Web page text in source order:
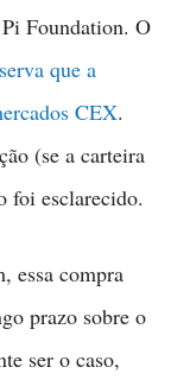
Foundation. O
que a
CEX.
(se a carteira
foi esclarecido.
essa compra
prazo sobre o
ser o caso,